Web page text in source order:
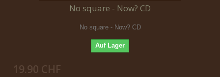
No square - Now? CD
No square - Now? CD
Auf Lager
19.90 CHF